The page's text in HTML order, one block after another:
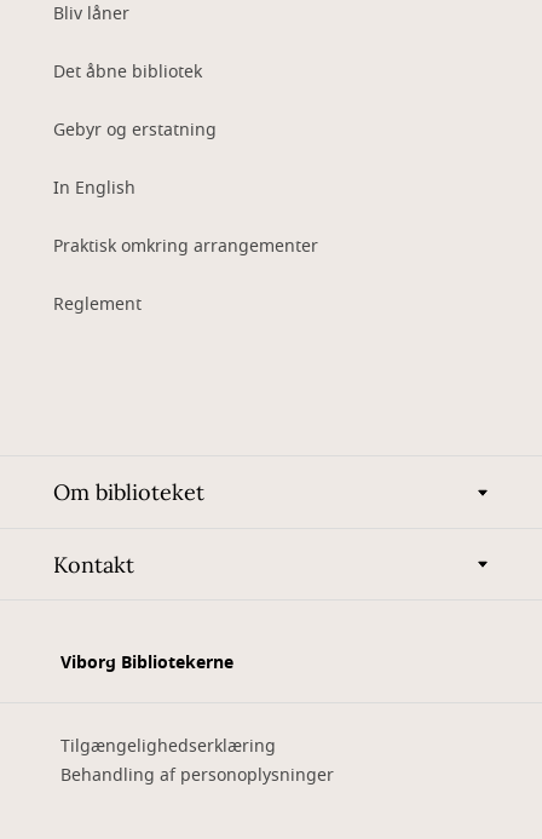
Bliv låner
Det åbne bibliotek
Gebyr og erstatning
In English
Praktisk omkring arrangementer
Reglement
Om biblioteket
Kontakt
Viborg Bibliotekerne
Tilgængelighedserklæring
Behandling af personoplysninger